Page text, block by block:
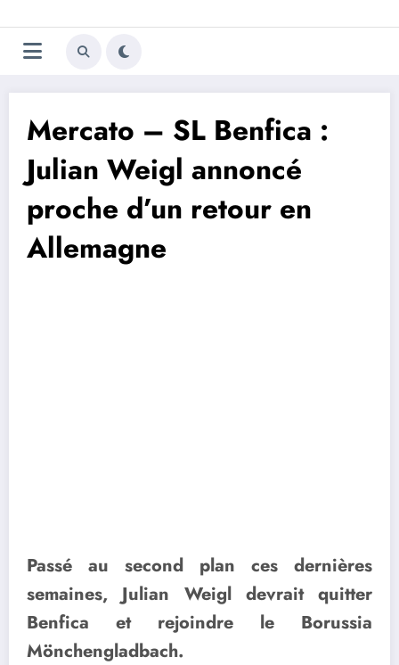
au
contenu
Trivela
L'actualité du football
Mercato – SL Benfica :
Julian Weigl annoncé
proche d’un retour en
Allemagne
Passé au second plan ces dernières
semaines, Julian Weigl devrait quitter
Benfica et rejoindre le Borussia
Mönchengladbach.